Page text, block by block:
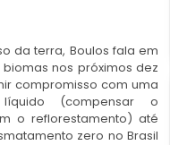
da terra, Boulos fala em
nos próximos dez
compromisso com uma
(compensar o
o reflorestamento) até
zero no Brasil